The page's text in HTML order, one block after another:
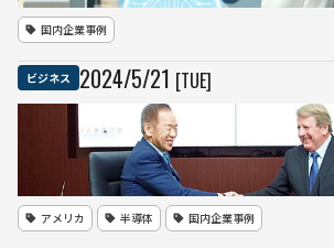
国内企業事例
ビジネス 2024/5/21 [TUE]
アメリカ 半導体 国内企業事例